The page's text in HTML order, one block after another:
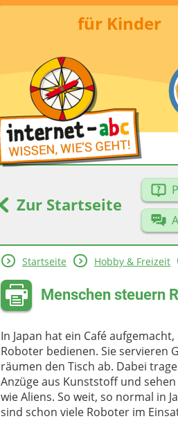
für Kinder
Zur Startseite
Startseite Hobby & Freizeit
Menschen steuern
In Japan hat ein Café
Roboter bedienen. Sie servieren
räumen den Tisch ab. Dabei
Anzüge aus Kunststoff und
wie Aliens. So weit, so normal in
sind schon viele Roboter im